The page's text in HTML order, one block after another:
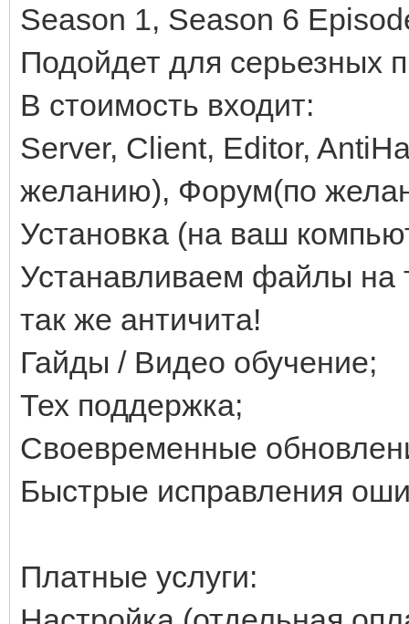
Season 1, Season 6
Подойдет для серьезных
В стоимость входит:
Server, Client, Editor,
желанию), Форум(по
Установка (на ваш
Устанавливаем файлы на
так же античита!
Гайды / Видео обучение;
Тех поддержка;
Своевременные
Быстрые исправления
Платные услуги: